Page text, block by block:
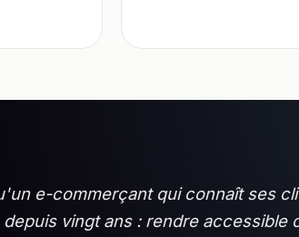
e-commerçant qui connaît ses
vingt ans : rendre accessible